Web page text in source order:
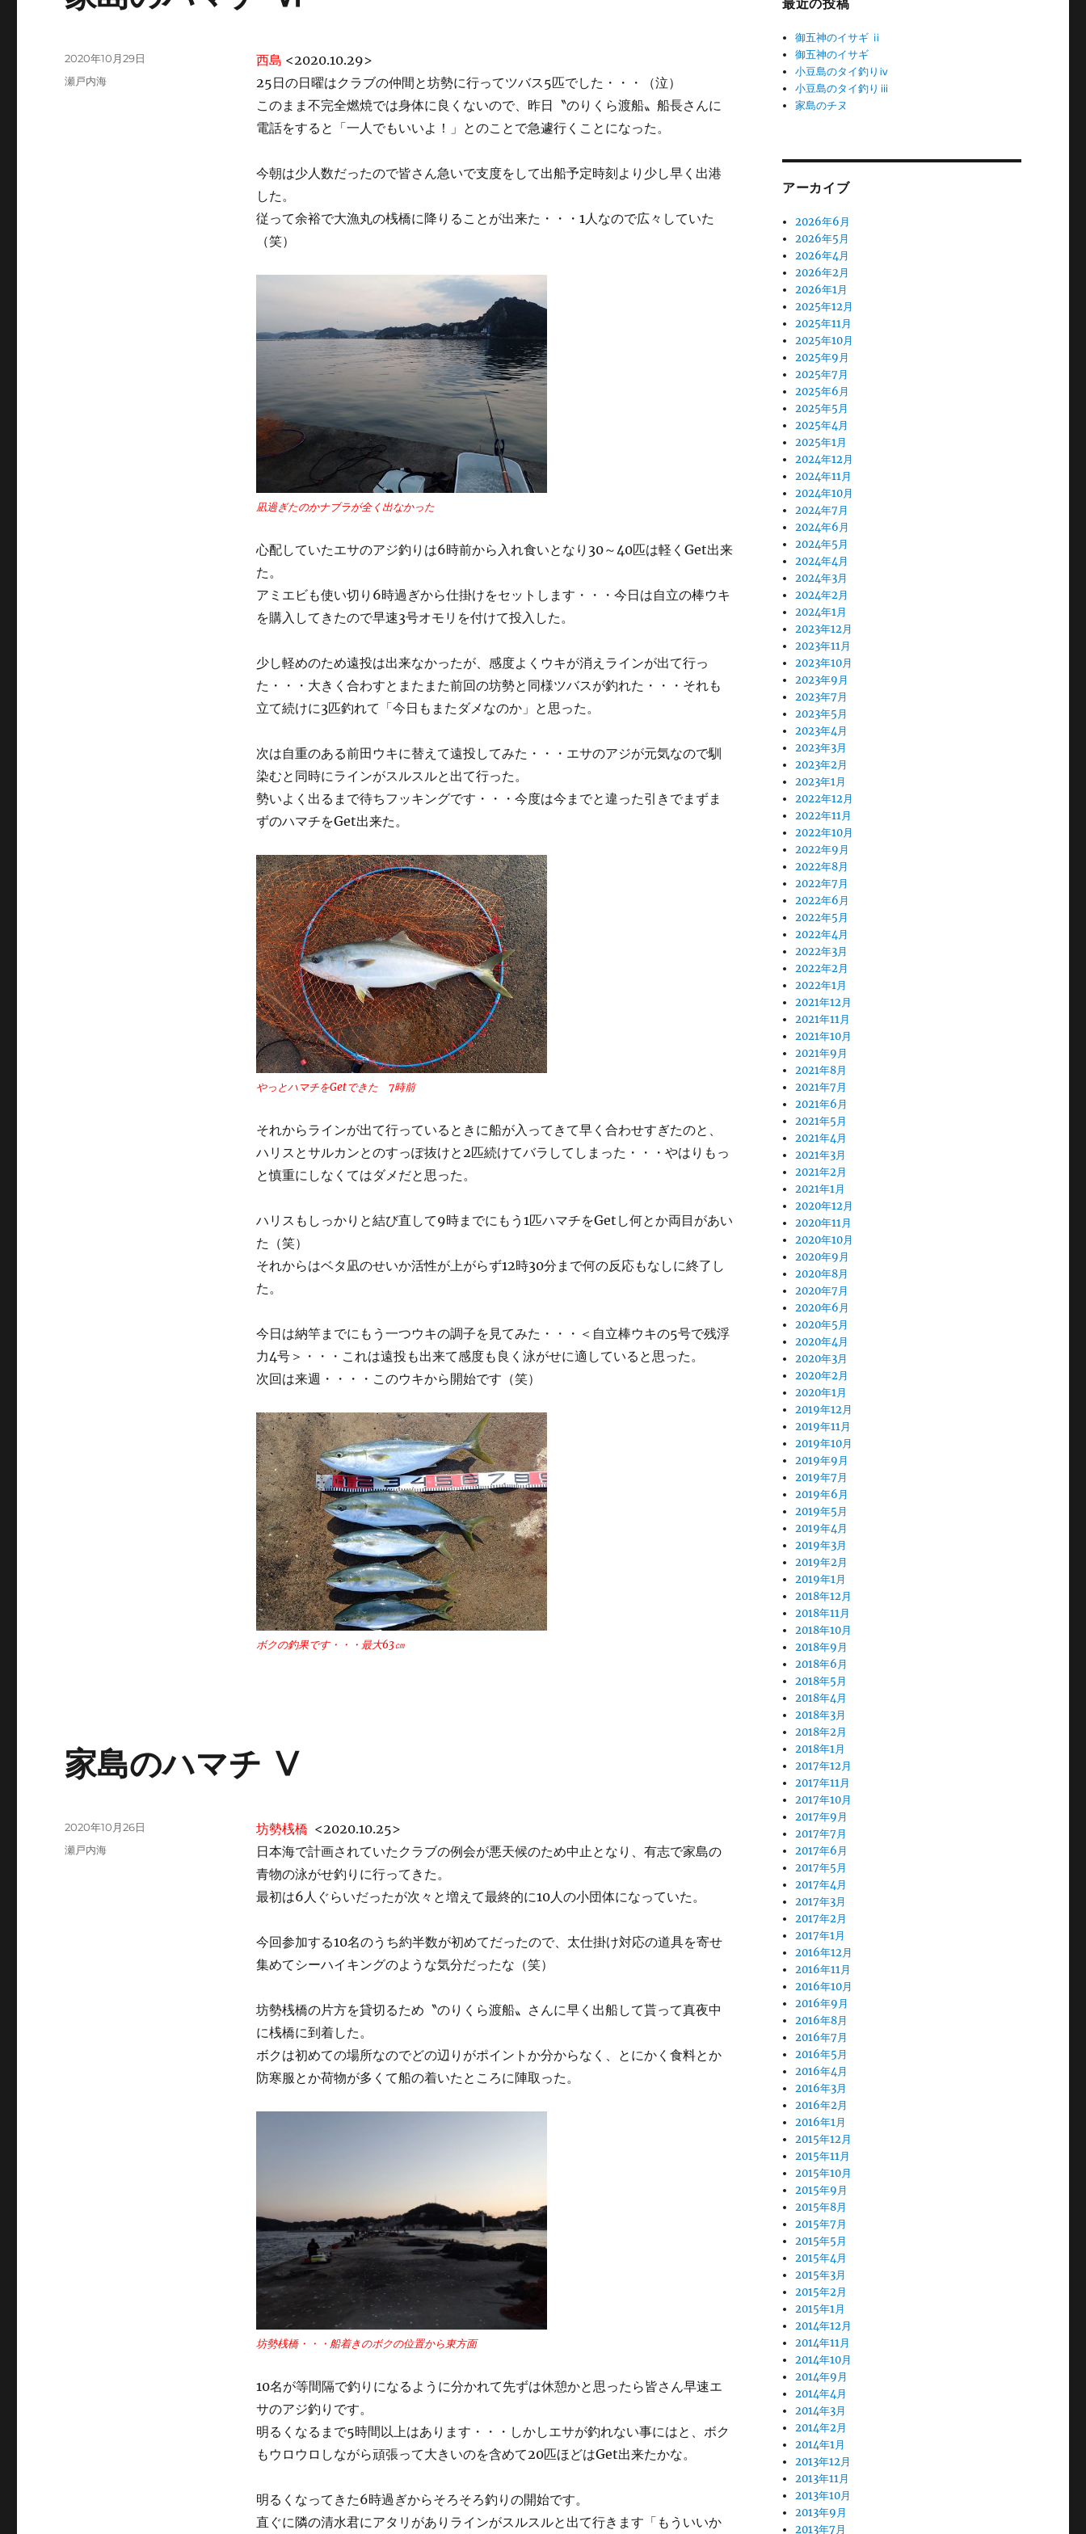
西島 <2020.10.29>
25日の日曜はクラブの仲間と坊勢に行ってツバス5匹でした・・・（泣）
このまま不完全燃焼では身体に良くないので、昨日〝のりくら渡船〟船長さんに
電話をすると「一人でもいいよ！」とのことで急遽行くことになった。
今朝は少人数だったので皆さん急いで支度をして出船予定時刻より少し早く出港
した。
従って余裕で大漁丸の桟橋に降りることが出来た・・・1人なので広々していた
（笑）
凪過ぎたのかナブラが全く出なかった
心配していたエサのアジ釣りは6時前から入れ食いとなり30～40匹は軽くGet出来
た。
アミエビも使い切り6時過ぎから仕掛けをセットします・・・今日は自立の棒ウキ
を購入してきたので早速3号オモリを付けて投入した。
少し軽めのため遠投は出来なかったが、感度よくウキが消えラインが出て行っ
た・・・大きく合わすとまたまた前回の坊勢と同様ツバスが釣れた・・・それも
立て続けに3匹釣れて「今日もまたダメなのか」と思った。
次は自重のある前田ウキに替えて遠投してみた・・・エサのアジが元気なので馴
染むと同時にラインがスルスルと出て行った。
勢いよく出るまで待ちフッキングです・・・今度は今までと違った引きでまずま
ずのハマチをGet出来た。
やっとハマチをGetできた 7時前
それからラインが出て行っているときに船が入ってきて早く合わせすぎたのと、
ハリスとサルカンとのすっぽ抜けと2匹続けてバラしてしまった・・・やはりもっ
と慎重にしなくてはダメだと思った。
ハリスもしっかりと結び直して9時までにもう1匹ハマチをGetし何とか両目があい
た（笑）
それからはベタ凪のせいか活性が上がらず12時30分まで何の反応もなしに終了し
た。
今日は納竿までにもう一つウキの調子を見てみた・・・＜自立棒ウキの5号で残浮
力4号＞・・・これは遠投も出来て感度も良く泳がせに適していると思った。
次回は来週・・・・このウキから開始です（笑）
ボクの釣果です・・・最大63㎝
投
稿
2020年10月29日
カ
瀬戸内海
家島のハマチ Ⅴ
坊勢桟橋 <2020.10.25>
日本海で計画されていたクラブの例会が悪天候のため中止となり、有志で家島の
青物の泳がせ釣りに行ってきた。
最初は6人ぐらいだったが次々と増えて最終的に10人の小団体になっていた。
今回参加する10名のうち約半数が初めてだったので、太仕掛け対応の道具を寄せ
集めてシーハイキングのような気分だったな（笑）
坊勢桟橋の片方を貸切るため〝のりくら渡船〟さんに早く出船して貰って真夜中
に桟橋に到着した。
ボクは初めての場所なのでどの辺りがポイントか分からなく、とにかく食料とか
防寒服とか荷物が多くて船の着いたところに陣取った。
坊勢桟橋・・・船着きのボクの位置から東方面
10名が等間隔で釣りになるように分かれて先ずは休憩かと思ったら皆さん早速エ
サのアジ釣りです。
明るくなるまで5時間以上はあります・・・しかしエサが釣れない事にはと、ボク
もウロウロしながら頑張って大きいのを含めて20匹ほどはGet出来たかな。
明るくなってきた6時過ぎからそろそろ釣りの開始です。
直ぐに隣の清水君にアタリがありラインがスルスルと出て行きます「もういいか
投
稿
2020年10月26日
カ
瀬戸内海
最近の投稿
御五神のイサギ ⅱ
御五神のイサギ
小豆島のタイ釣りⅳ
小豆島のタイ釣りⅲ
家島のチヌ
アーカイブ
2026年6月
2026年5月
2026年4月
2026年2月
2026年1月
2025年12月
2025年11月
2025年10月
2025年9月
2025年7月
2025年6月
2025年5月
2025年4月
2025年1月
2024年12月
2024年11月
2024年10月
2024年7月
2024年6月
2024年5月
2024年4月
2024年3月
2024年2月
2024年1月
2023年12月
2023年11月
2023年10月
2023年9月
2023年7月
2023年5月
2023年4月
2023年3月
2023年2月
2023年1月
2022年12月
2022年11月
2022年10月
2022年9月
2022年8月
2022年7月
2022年6月
2022年5月
2022年4月
2022年3月
2022年2月
2022年1月
2021年12月
2021年11月
2021年10月
2021年9月
2021年8月
2021年7月
2021年6月
2021年5月
2021年4月
2021年3月
2021年2月
2021年1月
2020年12月
2020年11月
2020年10月
2020年9月
2020年8月
2020年7月
2020年6月
2020年5月
2020年4月
2020年3月
2020年2月
2020年1月
2019年12月
2019年11月
2019年10月
2019年9月
2019年7月
2019年6月
2019年5月
2019年4月
2019年3月
2019年2月
2019年1月
2018年12月
2018年11月
2018年10月
2018年9月
2018年6月
2018年5月
2018年4月
2018年3月
2018年2月
2018年1月
2017年12月
2017年11月
2017年10月
2017年9月
2017年7月
2017年6月
2017年5月
2017年4月
2017年3月
2017年2月
2017年1月
2016年12月
2016年11月
2016年10月
2016年9月
2016年8月
2016年7月
2016年5月
2016年4月
2016年3月
2016年2月
2016年1月
2015年12月
2015年11月
2015年10月
2015年9月
2015年8月
2015年7月
2015年5月
2015年4月
2015年3月
2015年2月
2015年1月
2014年12月
2014年11月
2014年10月
2014年9月
2014年4月
2014年3月
2014年2月
2014年1月
2013年12月
2013年11月
2013年10月
2013年9月
2013年7月